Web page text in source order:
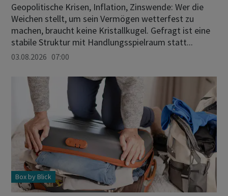
Geopolitische Krisen, Inflation, Zinswende: Wer die
Weichen stellt, um sein Vermögen wetterfest zu
machen, braucht keine Kristallkugel. Gefragt ist eine
stabile Struktur mit Handlungsspielraum statt...
03.08.2026 07:00
Box by Blick